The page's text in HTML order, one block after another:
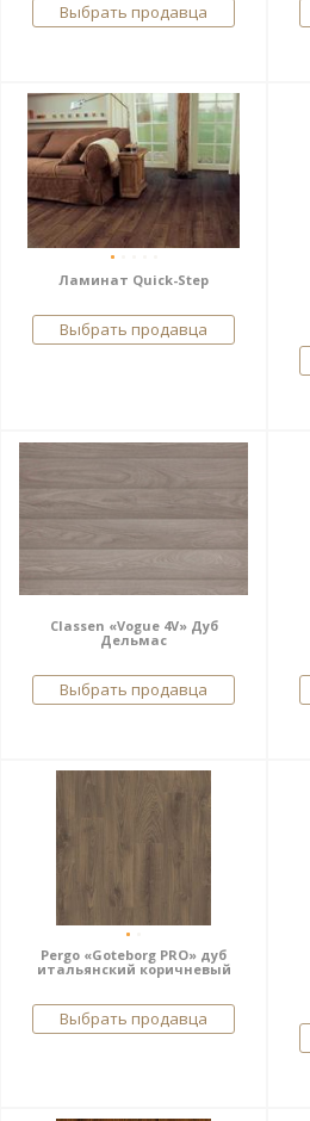
Выбрать продавца
Ламинат Quick-Step
Выбрать продавца
Classen «Vogue 4V» Дуб
Дельмас
Выбрать продавца
Pergo «Goteborg PRO» дуб
итальянский коричневый
Выбрать продавца